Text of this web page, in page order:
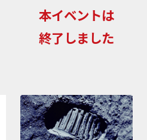
（日）開催のブランズウ
ィックカップ2025に先
駆けて、なんと6月14日
が誇る人気・実力を兼ね
備えた契 […]
本イベントは
終了しました